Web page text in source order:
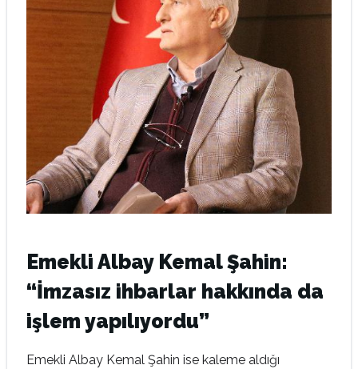
Emekli Albay Kemal Şahin:
“İmzasız ihbarlar hakkında da
işlem yapılıyordu”
Emekli Albay Kemal Şahin ise kaleme aldığı